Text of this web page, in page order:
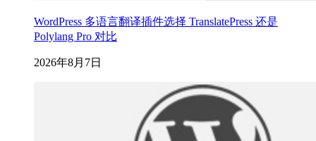
WordPress 多语言翻译插件选择 TranslatePress 还是
Polylang Pro 对比
2026年8月7日